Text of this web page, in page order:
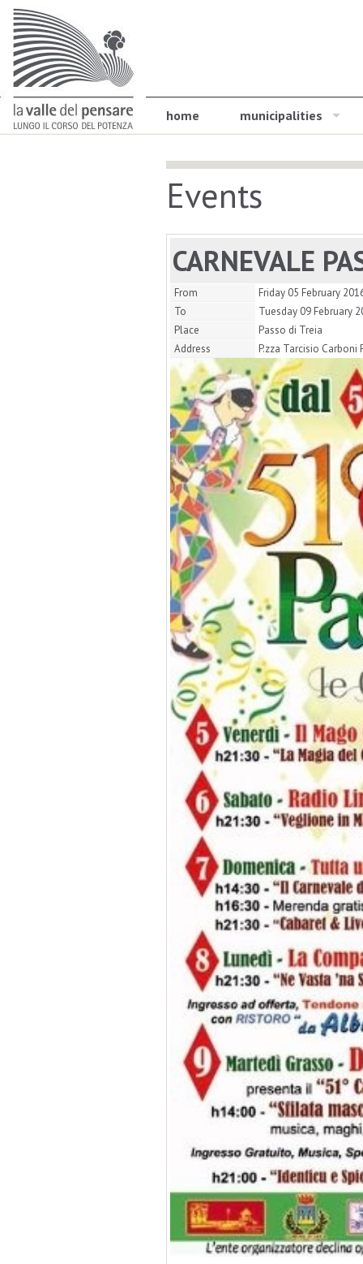
home municipalities
Events
CARNEVALE
From
Friday 05 February
To
Tuesday 09 February
Place
Passo di Treia
Address
P.zza Tarcisio Carboni